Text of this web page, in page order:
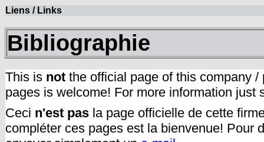
Liens / Links
Bibliographie
This is not the official page of this company
pages is welcome! For more information just
Ceci n'est pas la page officielle de cette
compléter ces pages est la bienvenue! Pour